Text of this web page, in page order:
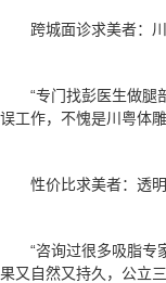
跨城面诊求美者：
“专门找彭医生做腿
误工作，不愧是川粤体
性价比求美者：透
“咨询过很多吸脂专
果又自然又持久，公立